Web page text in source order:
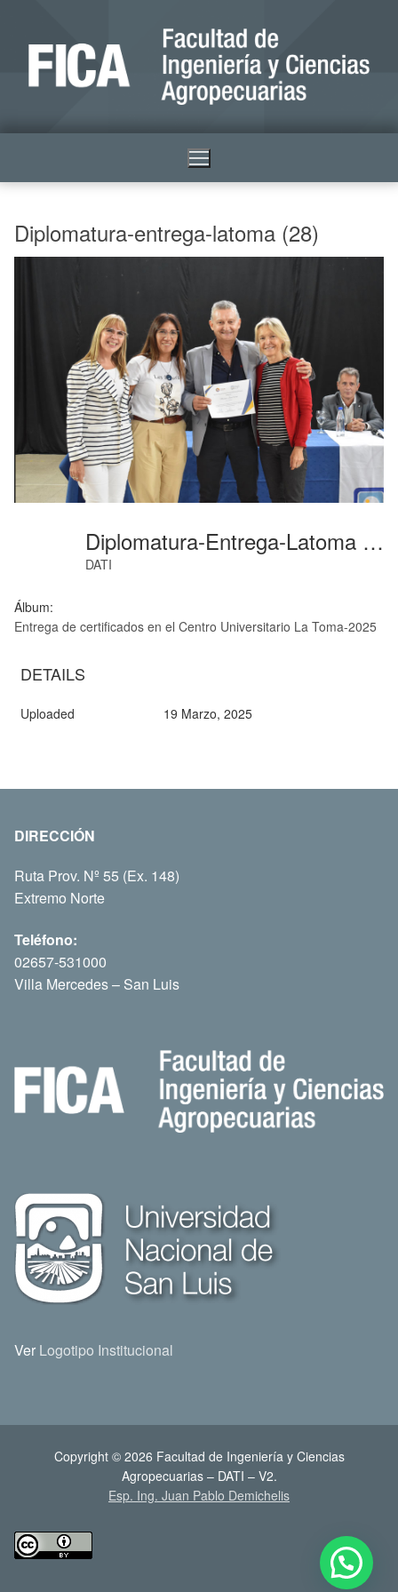
Diplomatura-entrega-latoma (28)
Diplomatura-Entrega-Latoma (28)
DATI
Álbum:
Entrega de certificados en el Centro Universitario La Toma-2025
DETAILS
Uploaded 19 Marzo, 2025
DIRECCIÓN
Ruta Prov. Nº 55 (Ex. 148)
Extremo Norte
Teléfono:
02657-531000
Villa Mercedes – San Luis
Ver Logotipo Institucional
Copyright © 2026 Facultad de Ingeniería y Ciencias
Agropecuarias – DATI – V2.
Esp. Ing. Juan Pablo Demichelis